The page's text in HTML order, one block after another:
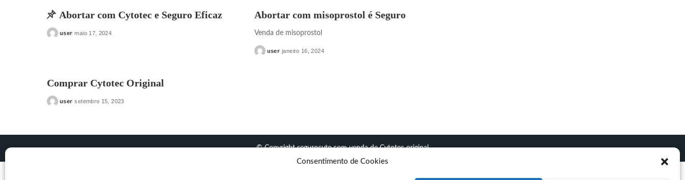
Consentimento de Cookies
Abortar com Cytotec e Seguro Eficaz
Posted
user maio 17, 2024
Abortar com misoprostol é Seguro
Venda de misoprostol
Posted
user janeiro 16, 2024
Comprar Cytotec Original
Posted
user setembro 15, 2023
© Copyright segurocyto.com venda de Cytotec original